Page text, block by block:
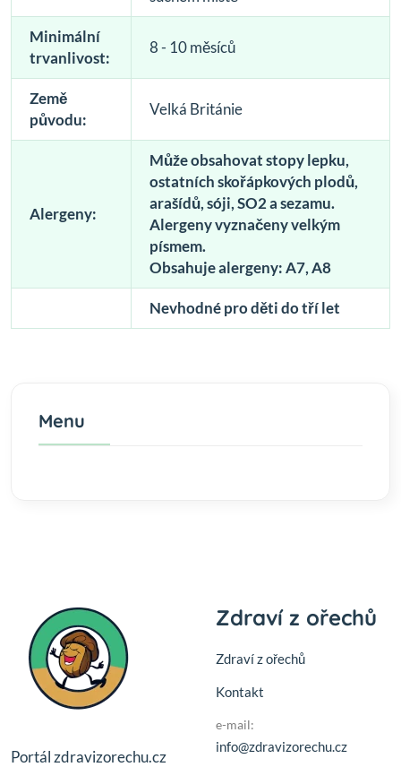
Minimální
trvanlivost:
8 - 10 měsíců
Země
původu:
Velká Británie
Alergeny:
Může obsahovat stopy lepku,
ostatních skořápkových plodů,
arašídů, sóji, SO2 a sezamu.
Alergeny vyznačeny velkým
písmem.
Obsahuje alergeny: A7, A8
Nevhodné pro děti do tří let
Menu
Portál zdravizorechu.cz
Zdraví z ořechů
Zdraví z ořechů
Kontakt
e-mail:
info@zdravizorechu.cz